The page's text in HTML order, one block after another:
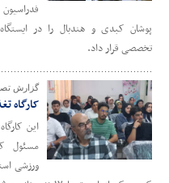
پوشان کبدی و هندبال را در
تخصصی قرار داد.
گزارش
کارگاه
این
مسئول